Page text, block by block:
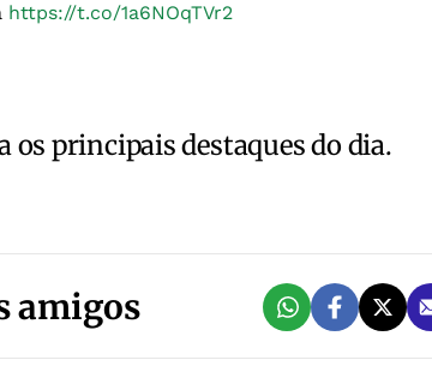
https://t.co/1a6NOqTVr2
os principais destaques do dia.
amigos